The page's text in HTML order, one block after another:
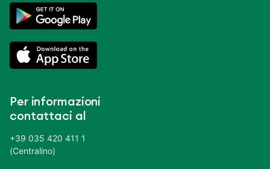
Per informazioni
contattaci al
+39 035 420 411 1
(Centralino)